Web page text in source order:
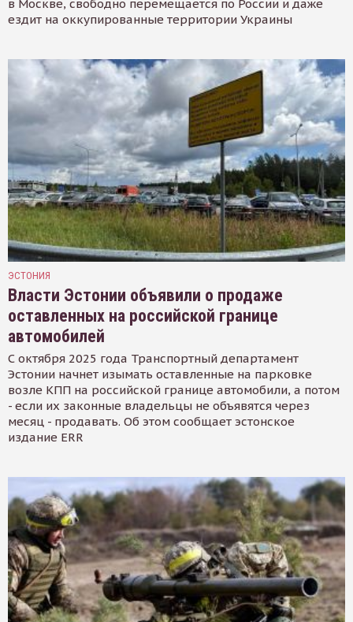
в Москве, свободно перемещается по России и даже
ездит на оккупированные территории Украины
ЭСТОНИЯ
Власти Эстонии объявили о продаже
оставленных на российской границе
автомобилей
С октября 2025 года Транспортный департамент
Эстонии начнет изымать оставленные на парковке
возле КПП на российской границе автомобили, а потом
- если их законные владельцы не объявятся через
месяц - продавать. Об этом сообщает эстонское
издание ERR